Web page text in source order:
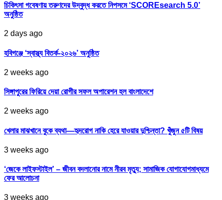
চিকিৎসা গবেষণায় তরুণদের উদ্বুদ্ধ করতে নিপসমে ‘SCOREsearch 5.0’
অনুষ্ঠিত
2 days ago
হবিগঞ্জে ‘স্বাস্থ্য বিতর্ক-২০২৬’ অনুষ্ঠিত
2 weeks ago
সিঙ্গাপুরের ফিরিয়ে দেয়া রোগীর সফল অপারেশন হল বাংলাদেশে
2 weeks ago
খেলার মাঝখানে বুকে ব্যথা—হৃদরোগ নাকি হেরে যাওয়ার দুশ্চিন্তা? খুঁজুন ৫টি বিষয়
3 weeks ago
‘জেকে লাইফস্টাইল’ – জীবন বদলানোর নামে নীরব মৃত্যু; সামাজিক যোগাযোগমাধ্যমে
ফের আলোচনা
3 weeks ago